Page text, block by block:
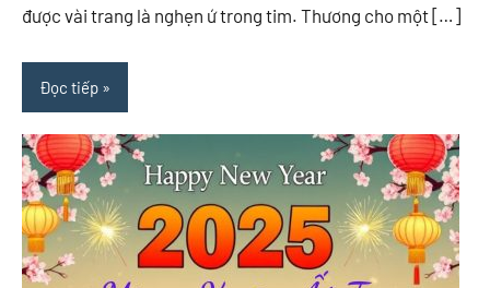
được vài trang là nghẹn ứ trong tim. Thương cho một […]
Đọc tiếp